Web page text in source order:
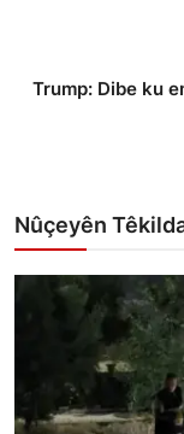
Trump: Dibe ku
Nûçeyên